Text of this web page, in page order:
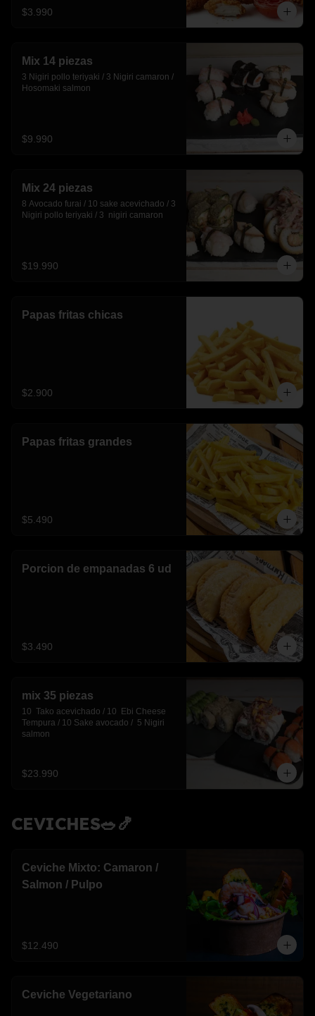
$3.990
Mix 14 piezas
3 Nigiri pollo teriyaki / 3 Nigiri camaron /
Hosomaki salmon
$9.990
Mix 24 piezas
8 Avocado furai / 10 sake acevichado / 3
Nigiri pollo teriyaki / 3  nigiri camaron
$19.990
Papas fritas chicas
$2.900
Papas fritas grandes
$5.490
Porcion de empanadas 6 ud
$3.490
mix 35 piezas
10  Tako acevichado / 10  Ebi Cheese
Tempura / 10 Sake avocado /  5 Nigiri
salmon
$23.990
CEVICHES🥗🍤
Ceviche Mixto: Camaron /
Salmon / Pulpo
$12.490
Ceviche Vegetariano